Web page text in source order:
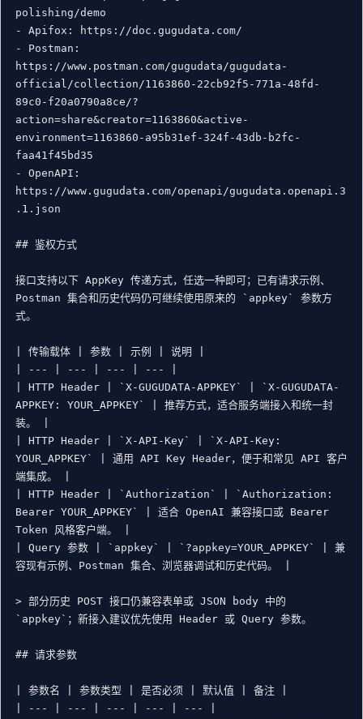
polishing/demo
- Apifox: https://doc.gugudata.com/
- Postman:
https://www.postman.com/gugudata/gugudata-
official/collection/1163860-22cb92f5-771a-48fd-
89c0-f20a0790a8ce/?
action=share&creator=1163860&active-
environment=1163860-a95b31ef-324f-43db-b2fc-
faa41f45bd35
- OpenAPI:
https://www.gugudata.com/openapi/gugudata.openapi.3
.1.json
## 鉴权方式
接口支持以下 AppKey 传递方式，任选一种即可；已有请求示例、
Postman 集合和历史代码仍可继续使用原来的 `appkey` 参数方
式。
| 传输载体 | 参数 | 示例 | 说明 |
| --- | --- | --- | --- |
| HTTP Header | `X-GUGUDATA-APPKEY` | `X-GUGUDATA-
APPKEY: YOUR_APPKEY` | 推荐方式，适合服务端接入和统一封
装。 |
| HTTP Header | `X-API-Key` | `X-API-Key:
YOUR_APPKEY` | 通用 API Key Header，便于和常见 API 客户
端集成。 |
| HTTP Header | `Authorization` | `Authorization:
Bearer YOUR_APPKEY` | 适合 OpenAI 兼容接口或 Bearer
Token 风格客户端。 |
| Query 参数 | `appkey` | `?appkey=YOUR_APPKEY` | 兼
容现有示例、Postman 集合、浏览器调试和历史代码。 |
> 部分历史 POST 接口仍兼容表单或 JSON body 中的
`appkey`；新接入建议优先使用 Header 或 Query 参数。
## 请求参数
| 参数名 | 参数类型 | 是否必须 | 默认值 | 备注 |
| --- | --- | --- | --- | --- |